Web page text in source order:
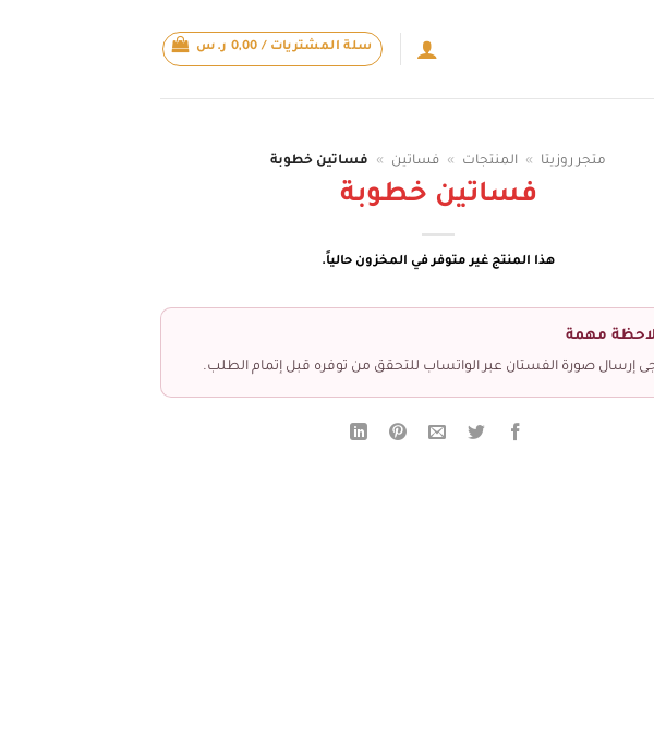
سلة المشتريات / 0,00 ر.س
متجر روزيتا » المنتجات » فساتين » فساتين خطوبة
فساتين خطوبة
هذا المنتج غير متوفر في المخزون حالياً.
مهمة
إرسال صورة الفستان عبر الواتساب للتحقق من توفره قبل إتمام الطلب.